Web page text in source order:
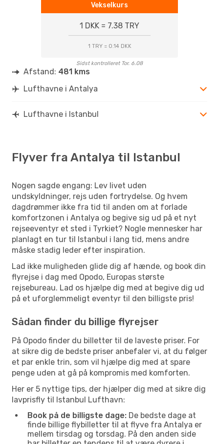
Vekselkurs
1 DKK = 7.38 TRY
1 TRY = 0.14 DKK
Sidst kontrolleret Tor. 6.08
Afstand: 481 kms
Lufthavne i Antalya
Lufthavne i Istanbul
Flyver fra Antalya til Istanbul
Nogen sagde engang: Lev livet uden
undskyldninger, rejs uden fortrydelse. Og hvem
dagdrømmer ikke fra tid til anden om at forlade
komfortzonen i Antalya og begive sig ud på et nyt
rejseeventyr et sted i Tyrkiet? Nogle mennesker har
planlagt en tur til Istanbul i lang tid, mens andre
måske stadig leder efter inspiration.
Lad ikke muligheden glide dig af hænde, og book din
flyrejse i dag med Opodo, Europas største
rejsebureau. Lad os hjælpe dig med at begive dig ud
på et uforglemmeligt eventyr til den billigste pris!
Sådan finder du billige flyrejser
På Opodo finder du billetter til de laveste priser. For
at sikre dig de bedste priser anbefaler vi, at du følger
et par enkle trin, som vil hjælpe dig med at spare
penge uden at gå på kompromis med komforten.
Her er 5 nyttige tips, der hjælper dig med at sikre dig
lavprisfly til Istanbul Lufthavn:
Book på de billigste dage: De bedste dage at
finde billige flybilletter til at flyve fra Antalya er
mellem tirsdag og torsdag. På den anden side